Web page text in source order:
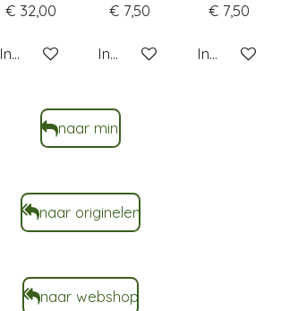
€ 32,00
In winkelwagen
€ 7,50
In winkelwagen
€ 7,50
In
naar mini
naar originelen
naar webshop